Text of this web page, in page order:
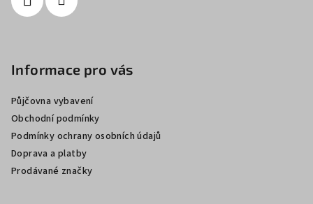
Informace pro vás
Půjčovna vybavení
Obchodní podmínky
Podmínky ochrany osobních údajů
Doprava a platby
Prodávané značky